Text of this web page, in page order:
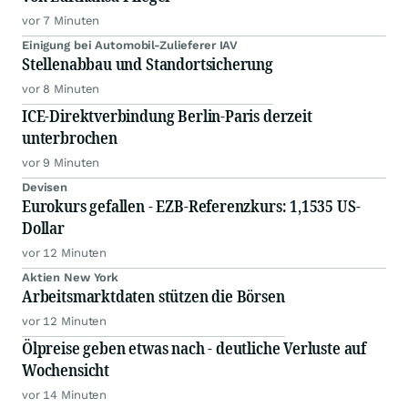
vor 7 Minuten
Einigung bei Automobil-Zulieferer IAV
Stellenabbau und Standortsicherung
vor 8 Minuten
ICE-Direktverbindung Berlin-Paris derzeit
unterbrochen
vor 9 Minuten
Devisen
Eurokurs gefallen - EZB-Referenzkurs: 1,1535 US-
Dollar
vor 12 Minuten
Aktien New York
Arbeitsmarktdaten stützen die Börsen
vor 12 Minuten
Ölpreise geben etwas nach - deutliche Verluste auf
Wochensicht
vor 14 Minuten